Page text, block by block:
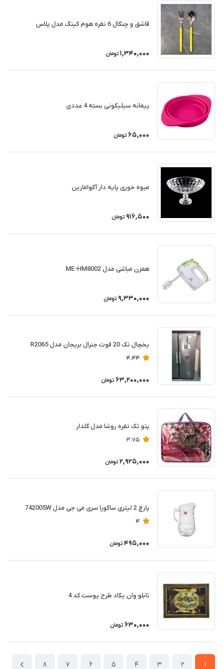
قاشق و چنگال 6 نفره هوم کینگ مدل پلاس
1,340,000 تومان
پیمانه سیلیکونی بسته 4 عددی
65,000 تومان
میوه خوری پایه دار آکوامارین
916,500 تومان
همزن مباشی مدل ME-HM8002
9,330,000 تومان
یخچال تک 20 فوت جنرال بریجان مدل R2065
4.44
63,200,000 تومان
پتو تک نفره روشا مدل گلدار
3.75
2,925,000 تومان
پارچ 2 لیتری ساکورا سری می جی مدل 742005W
4
495,000 تومان
تابلو وان یکاد طرح پوست کد 4
630,000 تومان
1
2
3
4
5
6
7
8